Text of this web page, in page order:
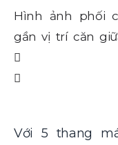
Hình ảnh phối
gần vị trí căn
Với 5 thang